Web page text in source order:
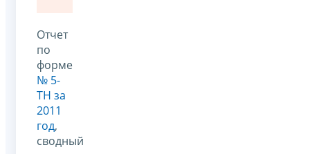
Отчет
по
форме
№ 5-
ТН за
2011
год,
сводный